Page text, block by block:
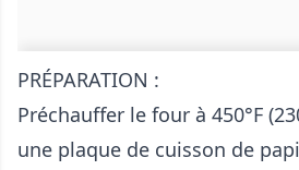
PRÉPARATION :
Préchauffer le four à 450°F
une plaque de cuisson de